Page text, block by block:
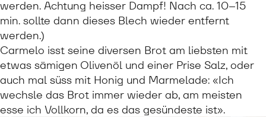
werden. Achtung heisser Dampf! Nach ca. 10–15
min. sollte dann dieses Blech wieder entfernt
werden.)
Carmelo isst seine diversen Brot am liebsten mit
etwas sämigen Olivenöl und einer Prise Salz, oder
auch mal süss mit Honig und Marmelade: «Ich
wechsle das Brot immer wieder ab, am meisten
esse ich Vollkorn, da es das gesündeste ist».